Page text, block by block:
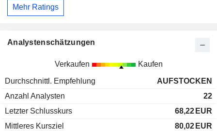
Mehr Ratings
Analystenschätzungen
Verkaufen Kaufen
Durchschnittl. Empfehlung
AUFSTOCKEN
Anzahl Analysten
22
Letzter Schlusskurs
68,22 EUR
Mittleres Kursziel
80,02 EUR